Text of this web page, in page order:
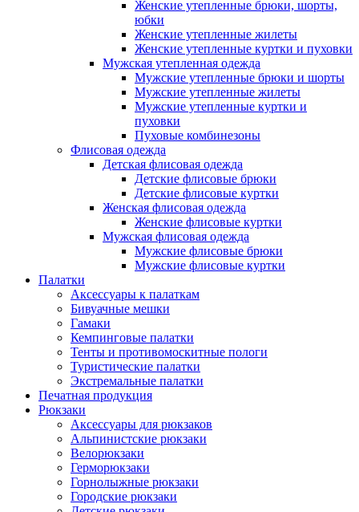
Женские утепленные брюки, шорты,
юбки
Женские утепленные жилеты
Женские утепленные куртки и пуховки
Мужская утепленная одежда
Мужские утепленные брюки и шорты
Мужские утепленные жилеты
Мужские утепленные куртки и
пуховки
Пуховые комбинезоны
Флисовая одежда
Детская флисовая одежда
Детские флисовые брюки
Детские флисовые куртки
Женская флисовая одежда
Женские флисовые куртки
Мужская флисовая одежда
Мужские флисовые брюки
Мужские флисовые куртки
Палатки
Аксессуары к палаткам
Бивуачные мешки
Гамаки
Кемпинговые палатки
Тенты и противомоскитные пологи
Туристические палатки
Экстремальные палатки
Печатная продукция
Рюкзаки
Аксессуары для рюкзаков
Альпинистские рюкзаки
Велорюкзаки
Герморюкзаки
Горнолыжные рюкзаки
Городские рюкзаки